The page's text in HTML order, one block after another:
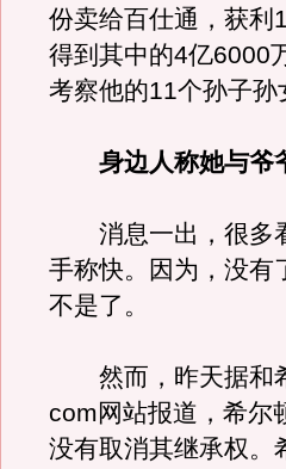
份卖给百仕通，获利
得到其中的4亿6000
考察他的11个孙子孙
身边人称她与爷
消息一出，很多看
手称快。因为，没有
不是了。
然而，昨天据和
com网站报道，希尔
没有取消其继承权。